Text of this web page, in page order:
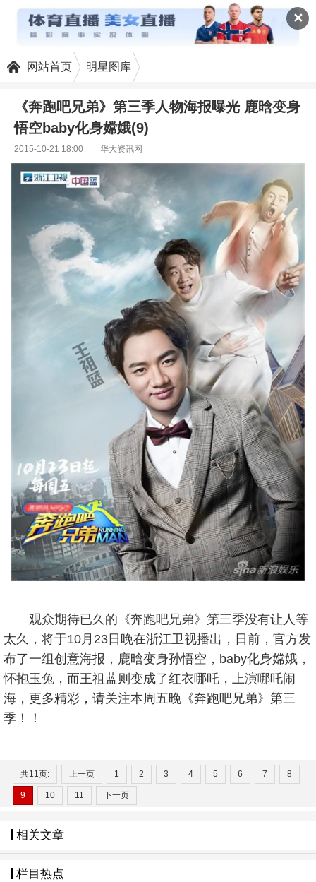
✕
网站首页 明星图库
《奔跑吧兄弟》第三季人物海报曝光 鹿晗变身
悟空baby化身嫦娥(9)
2015-10-21 18:00 华大资讯网
观众期待已久的《奔跑吧兄弟》第三季没有让人等
太久，将于10月23日晚在浙江卫视播出，日前，官方发
布了一组创意海报，鹿晗变身孙悟空，baby化身嫦娥，
怀抱玉兔，而王祖蓝则变成了红衣哪吒，上演哪吒闹
海，更多精彩，请关注本周五晚《奔跑吧兄弟》第三
季！！
共11页: 上一页 1 2 3 4 5 6 7 8
9 10 11 下一页
相关文章
栏目热点